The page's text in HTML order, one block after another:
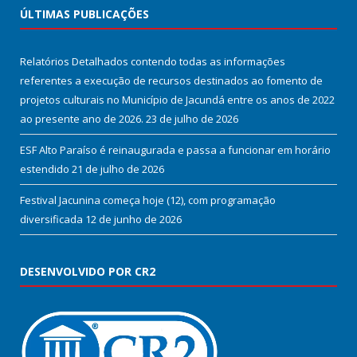
ÚLTIMAS PUBLICAÇÕES
Relatórios Detalhados contendo todas as informações
referentes a execução de recursos destinados ao fomento de
projetos culturais no Município de Jacundá entre os anos de 2022
ao presente ano de 2026. 23 de julho de 2026
ESF Alto Paraíso é reinaugurada e passa a funcionar em horário
estendido 21 de julho de 2026
Festival Jacunina começa hoje (12), com programação
diversificada 12 de junho de 2026
DESENVOLVIDO POR CR2